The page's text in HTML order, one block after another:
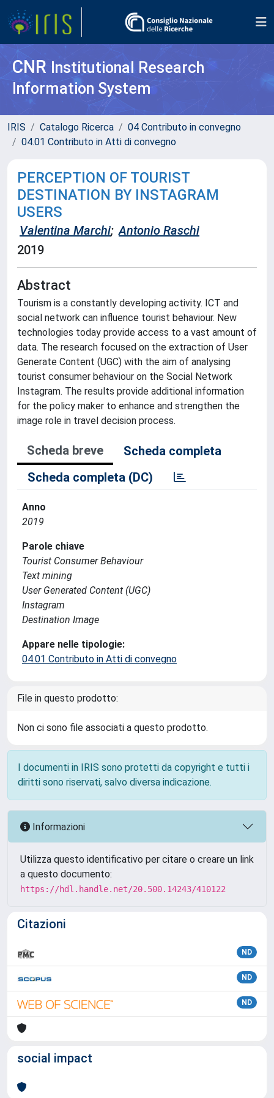
CNR Institutional Research
Information System
IRIS Catalogo Ricerca
04 Contributo in convegno
04.01 Contributo in Atti di convegno
PERCEPTION OF TOURIST
DESTINATION BY INSTAGRAM
USERS
Valentina Marchi; Antonio Raschi
2019
Abstract
Tourism is a constantly developing activity. ICT and
social network can influence tourist behaviour. New
technologies today provide access to a vast amount of
data. The research focused on the extraction of User
Generate Content (UGC) with the aim of analysing
tourist consumer behaviour on the Social Network
Instagram. The results provide additional information
for the policy maker to enhance and strengthen the
image role in travel decision process.
Scheda breve
Scheda completa
Scheda completa (DC)
Anno
2019
Parole chiave
Tourist Consumer Behaviour
Text mining
User Generated Content (UGC)
Instagram
Destination Image
Appare nelle tipologie:
04.01 Contributo in Atti di convegno
File in questo prodotto:
Non ci sono file associati a questo prodotto.
I documenti in IRIS sono protetti da copyright e tutti i
diritti sono riservati, salvo diversa indicazione.
Informazioni
Utilizza questo identificativo per citare o creare un link
a questo documento:
https://hdl.handle.net/20.500.14243/410122
Citazioni
ND
ND
ND
social impact